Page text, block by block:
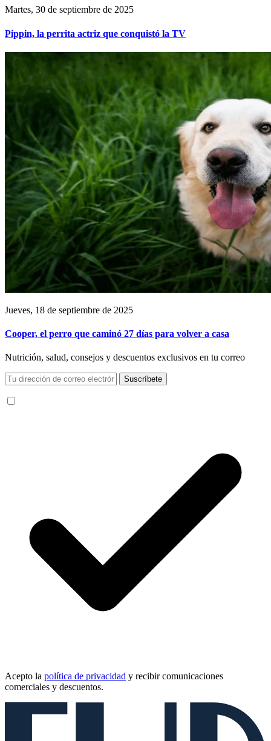
Martes, 30 de septiembre de 2025
Pippin, la perrita actriz que conquistó la TV
Jueves, 18 de septiembre de 2025
Cooper, el perro que caminó 27 días para volver a casa
Nutrición, salud, consejos y descuentos exclusivos en tu correo
Suscríbete
Acepto la política de privacidad y recibir comunicaciones
comerciales y descuentos.